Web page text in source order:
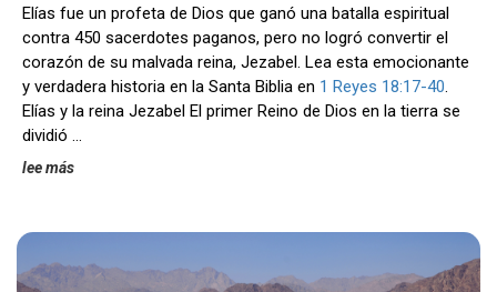
Elías fue un profeta de Dios que ganó una batalla espiritual
contra 450 sacerdotes paganos, pero no logró convertir el
corazón de su malvada reina, Jezabel. Lea esta emocionante
y verdadera historia en la Santa Biblia en 1 Reyes 18:17-40.
Elías y la reina Jezabel El primer Reino de Dios en la tierra se
dividió …
lee más